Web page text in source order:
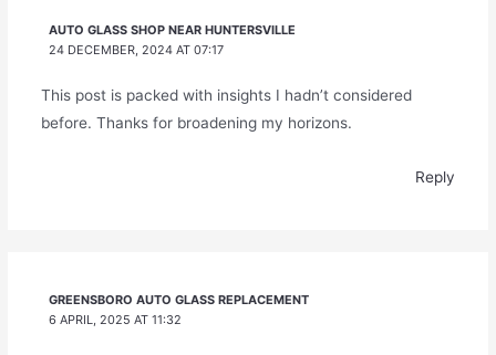
AUTO GLASS SHOP NEAR HUNTERSVILLE
24 DECEMBER, 2024 AT 07:17
This post is packed with insights I hadn’t considered
before. Thanks for broadening my horizons.
Reply
GREENSBORO AUTO GLASS REPLACEMENT
6 APRIL, 2025 AT 11:32